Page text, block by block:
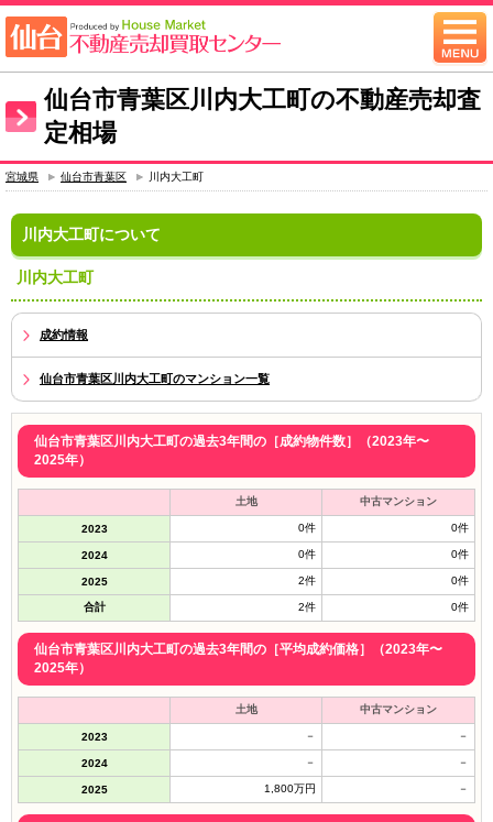
仙台市青葉区川内大工町の不動産売却査
定相場
宮城県 仙台市青葉区 川内大工町
川内大工町について
川内大工町
成約情報
仙台市青葉区川内大工町のマンション一覧
仙台市青葉区川内大工町の過去3年間の［成約物件数］（2023年〜
2025年）
土地 中古マンション
2023 0件 0件
2024 0件 0件
2025 2件 0件
合計 2件 0件
仙台市青葉区川内大工町の過去3年間の［平均成約価格］（2023年〜
2025年）
土地 中古マンション
2023 － －
2024 － －
2025 1,800万円 －